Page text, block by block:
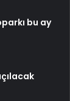
bu ay